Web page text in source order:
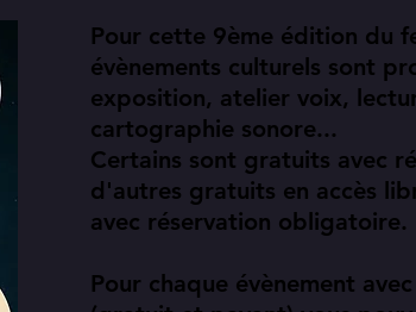
Pour cette 9ème édition du
évènements culturels sont
exposition, atelier voix,
cartographie sonore...
Certains sont gratuits avec
d'autres gratuits en accès
avec réservation obligatoire.
Pour chaque évènement